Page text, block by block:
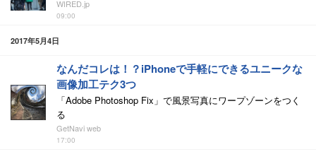
WIRED.jp
09:00
2017年5月4日
なんだコレは！？iPhoneで手軽にできるユニークな
画像加工テク3つ
「Adobe Photoshop Fix」で風景写真にワープゾーンをつく
る
GetNavi web
17:00